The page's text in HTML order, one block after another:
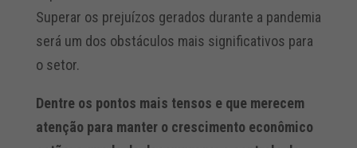
Superar os prejuízos gerados durante a pandemia
será um dos obstáculos mais significativos para
o setor.
Dentre os pontos mais tensos e que merecem
atenção para manter o crescimento econômico